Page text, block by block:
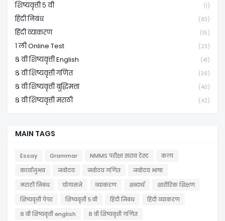
शिष्यवृत्ती ५ वी (1)
हिंदी निबंध (83)
हिंदी व्याकरण (15)
१ ली Online Test (23)
८ वी शिष्यवृत्ती English (41)
८ वी शिष्यवृत्ती गणित (39)
८ वी शिष्यवृत्ती बुद्धिमत्ता (40)
८ वी शिष्यवृत्ती मराठी (42)
MAIN TAGS
Essay Grammar NMMS परीक्षा सराव टेस्ट
कला
कार्यानुभव
नवोदय नवोदय गणित
नवोदय भाषा
मराठी निबंध
योगासने व्याकरण शब्दार्थ
शारीरिक शिक्षण
शिष्यवृत्ती पेपर
शिष्यवृत्ती ५ वी हिंदी निबंध
हिंदी व्याकरण
८ वी शिष्यवृत्ती english
८ वी शिष्यवृत्ती गणित